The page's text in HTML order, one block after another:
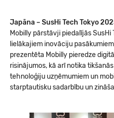
Japāna – SusHi Tech Tokyo
Mobilly pārstāvji piedalījās
lielākajiem inovāciju
prezentēta Mobilly pieredze
risinājumos, kā arī notika
tehnoloģiju uzņēmumiem un
starptautisku sadarbību un